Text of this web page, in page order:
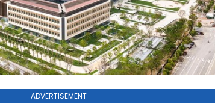
ADVERTISEMENT